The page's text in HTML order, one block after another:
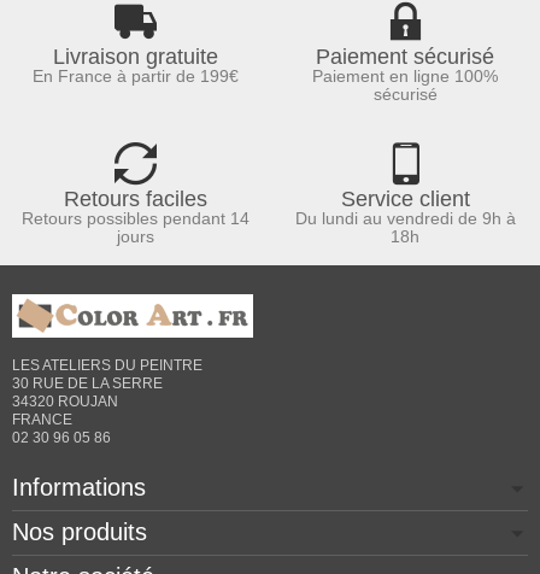
Livraison gratuite
En France à partir de 199€
Paiement sécurisé
Paiement en ligne 100%
sécurisé
Retours faciles
Retours possibles pendant 14
jours
Service client
Du lundi au vendredi de 9h à
18h
LES ATELIERS DU PEINTRE
30 RUE DE LA SERRE
34320 ROUJAN
FRANCE
02 30 96 05 86
Informations
Nos produits